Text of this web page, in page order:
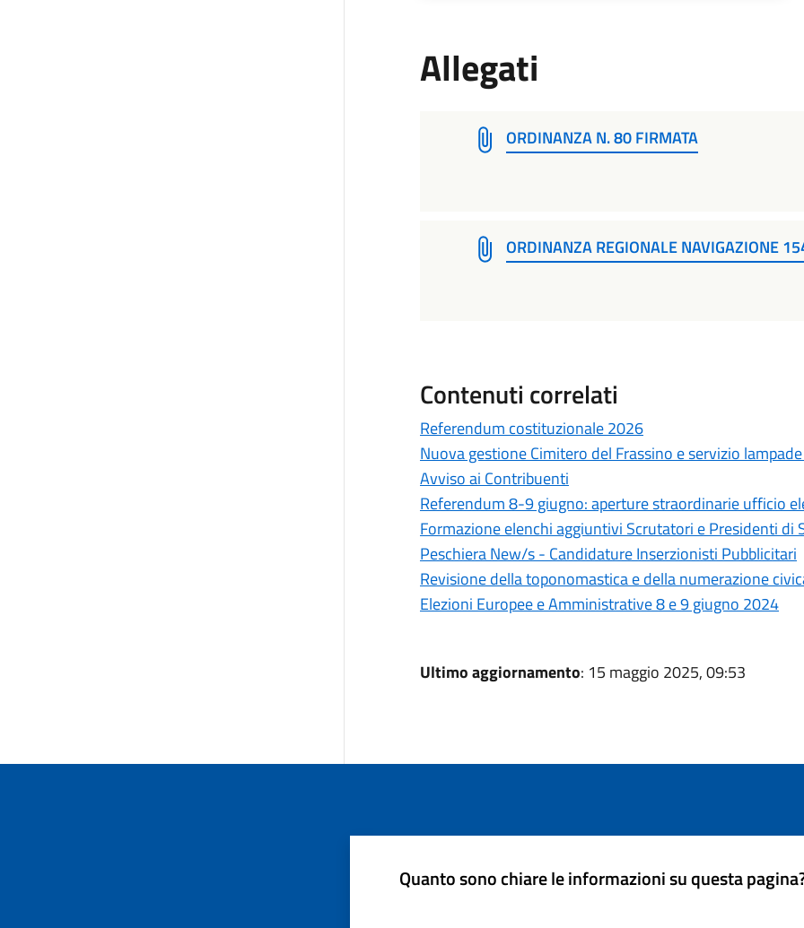
Allegati
ORDINANZA N. 80 FIRMATA
ORDINANZA REGIONALE NAVIGAZIONE
Contenuti correlati
Referendum costituzionale 2026
Nuova gestione Cimitero del Frassino e servizio
Avviso ai Contribuenti
Referendum 8-9 giugno: aperture straordinarie ufficio
Formazione elenchi aggiuntivi Scrutatori e Presidenti di
Peschiera New/s - Candidature Inserzionisti Pubblicitari
Revisione della toponomastica e della numerazione
Elezioni Europee e Amministrative 8 e 9 giugno 2024
Ultimo aggiornamento: 15 maggio 2025, 09:53
Quanto sono chiare le informazioni su questa